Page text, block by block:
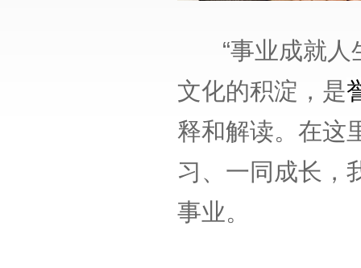
“事业成就人
文化的积淀，是
释和解读。在这
习、一同成长，
事业。